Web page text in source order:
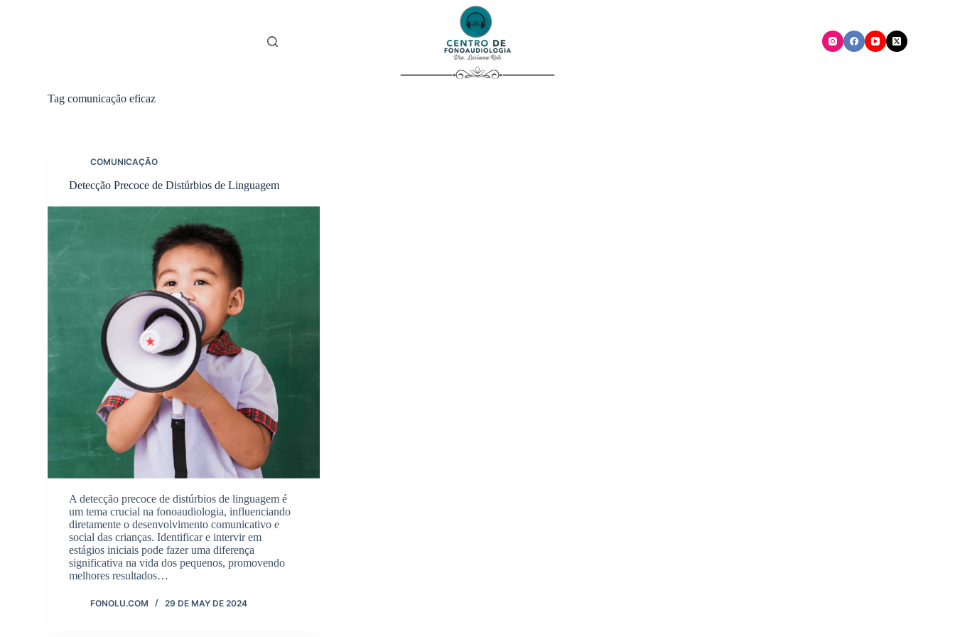
Tag comunicação eficaz
COMUNICAÇÃO
Detecção Precoce de Distúrbios de Linguagem
A detecção precoce de distúrbios de linguagem é
um tema crucial na fonoaudiologia, influenciando
diretamente o desenvolvimento comunicativo e
social das crianças. Identificar e intervir em
estágios iniciais pode fazer uma diferença
significativa na vida dos pequenos, promovendo
melhores resultados…
FONOLU.COM 29 DE MAY DE 2024